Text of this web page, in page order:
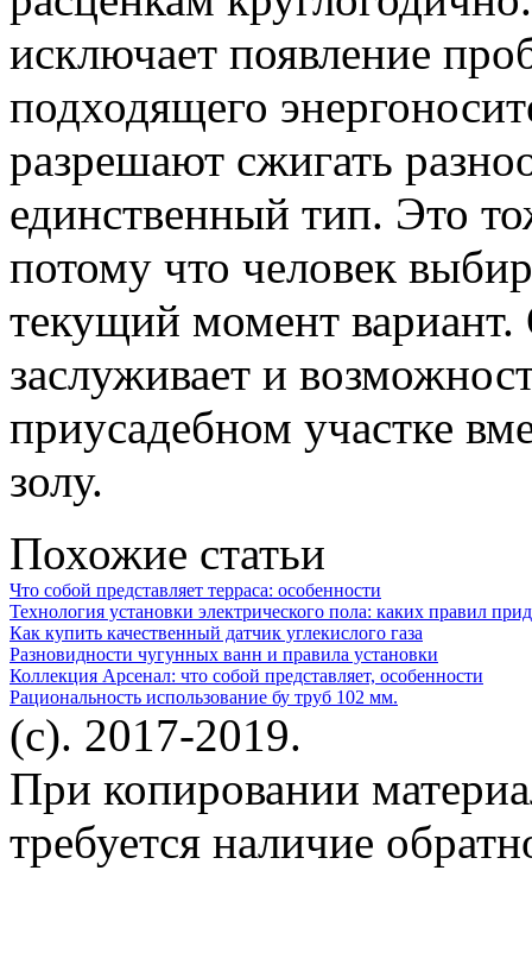
исключает появление
подходящего
разрешают сжигать
единственный тип. Это
потому что человек
текущий момент
заслуживает и
приусадебном участке
золу.
Похожие статьи
Что собой представляет терраса: особенности
Технология установки электрического пола: каких правил
Как купить качественный датчик углекислого газа
Разновидности чугунных ванн и правила установки
Коллекция Арсенал: что собой представляет, особенности
Рациональность использование бу труб 102 мм.
(c). 2017-2019.
При копировании
требуется наличие